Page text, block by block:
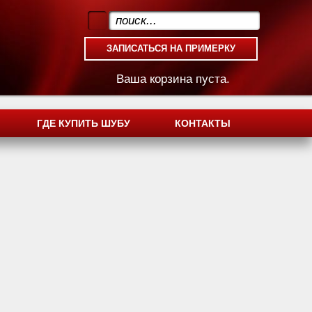
Ваша корзина пуста.
.
ГДЕ КУПИТЬ ШУБУ КОНТАКТЫ